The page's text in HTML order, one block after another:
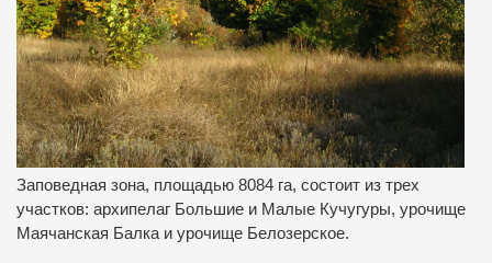
Заповедная зона, площадью 8084 га, состоит из трех
участков: архипелаг Большие и Малые Кучугуры, урочище
Маячанская Балка и урочище Белозерское.